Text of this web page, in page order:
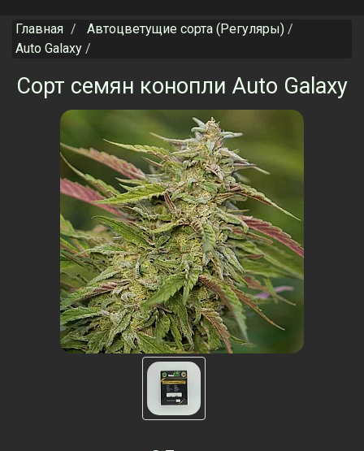
Главная
Автоцветущие сорта (Регуляры)
Auto Galaxy
Сорт семян конопли Auto Galaxy